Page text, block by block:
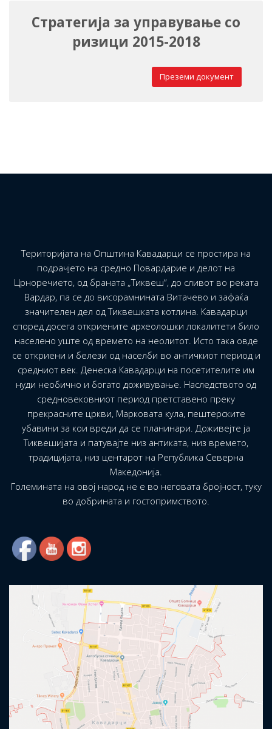
Стратегија за управување со
ризици 2015-2018
Преземи документ
Територијата на Општина Кавадарци се простира на
подрачјето на средно Повардарие и делот на
Црноречието, од браната „Тиквеш“, до сливот во реката
Вардар, па се до висорамнината Витачево и зафаќа
значителен дел од Тиквешката котлина. Кавадарци
според досега откриените археолошки локалитети било
населено уште од времето на неолитот. Исто така овде
се откриени и белези од населби во античкиот период и
средниот век. Денеска Кавадарци на посетителите им
нуди необично и богато доживување. Наследството од
средновековниот период претставено преку
прекрасните цркви, Марковата кула, пештерските
убавини за кои вреди да се планинари. Доживејте ја
Тиквешијата и патувајте низ антиката, низ времето,
традицијата, низ центарот на Република Северна
Македонија.
Големината на овој народ не е во неговата бројност, туку
во добрината и гостопримството.